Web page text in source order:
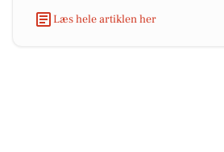
Læs hele artiklen her